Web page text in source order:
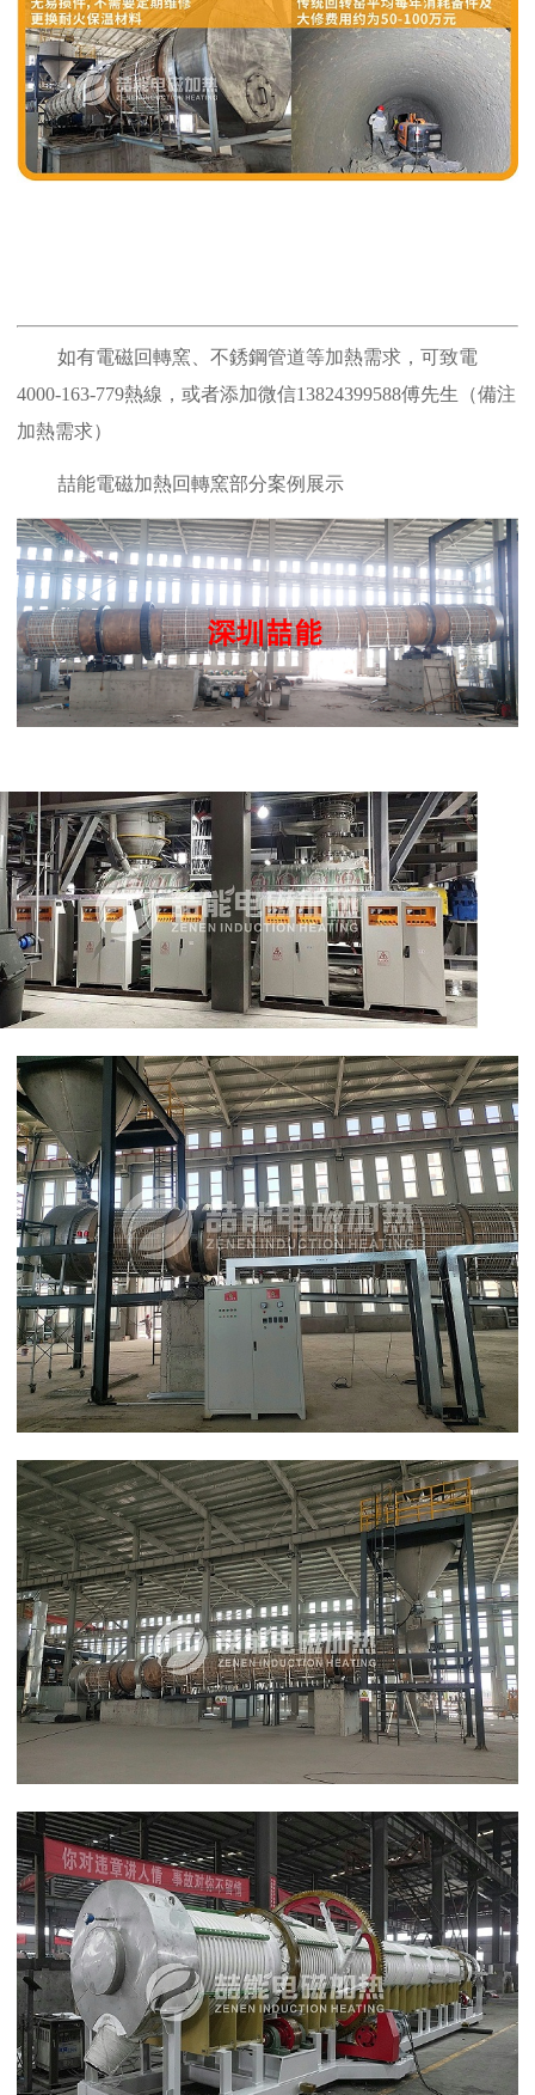
如有電磁回轉窯、不銹鋼管道等加熱需求，可致電
4000-163-779熱線，或者添加微信13824399588傅先生（備注
加熱需求）
喆能電磁加熱回轉窯部分案例展示